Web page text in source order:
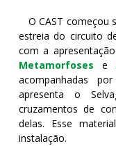
O CAST começou
estreia do circuito
com a
Metamorfoses e
acompanhadas
apresenta o
cruzamentos de
delas. Esse
instalação.